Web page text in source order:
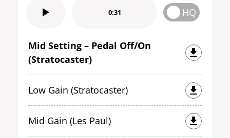
0:31 HQ
Mid Setting – Pedal Off/On
(Stratocaster)
Low Gain (Stratocaster)
Mid Gain (Les Paul)